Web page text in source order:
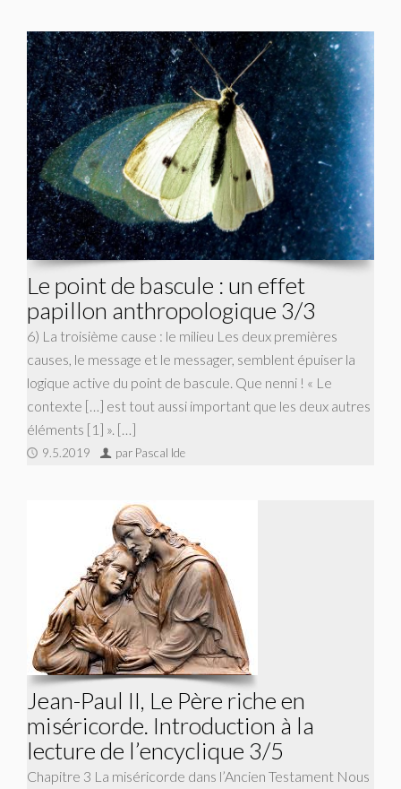
Le point de bascule : un effet
papillon anthropologique 3/3
6) La troisième cause : le milieu Les deux premières
causes, le message et le messager, semblent épuiser la
logique active du point de bascule. Que nenni ! « Le
contexte […] est tout aussi important que les deux autres
éléments [1] ». […]
9.5.2019 par Pascal Ide
Jean-Paul II, Le Père riche en
miséricorde. Introduction à la
lecture de l’encyclique 3/5
Chapitre 3 La miséricorde dans l’Ancien Testament Nous